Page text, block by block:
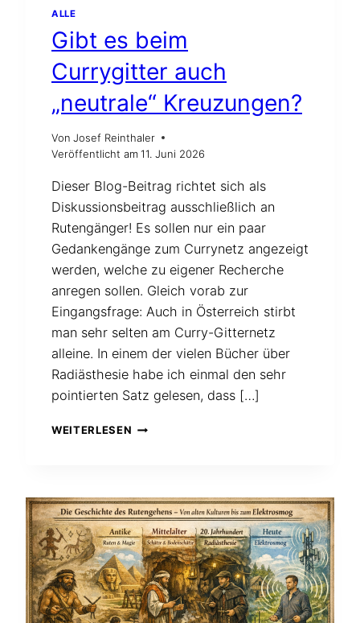
ALLE
Gibt es beim
Currygitter auch
„neutrale“ Kreuzungen?
Von Josef Reinthaler
Veröffentlicht am 11. Juni 2026
Dieser Blog-Beitrag richtet sich als
Diskussionsbeitrag ausschließlich an
Rutengänger! Es sollen nur ein paar
Gedankengänge zum Currynetz angezeigt
werden, welche zu eigener Recherche
anregen sollen. Gleich vorab zur
Eingangsfrage: Auch in Österreich stirbt
man sehr selten am Curry-Gitternetz
alleine. In einem der vielen Bücher über
Radiästhesie habe ich einmal den sehr
pointierten Satz gelesen, dass […]
WEITERLESEN GIBT
„NEUTRALE“
KREUZUNGEN?